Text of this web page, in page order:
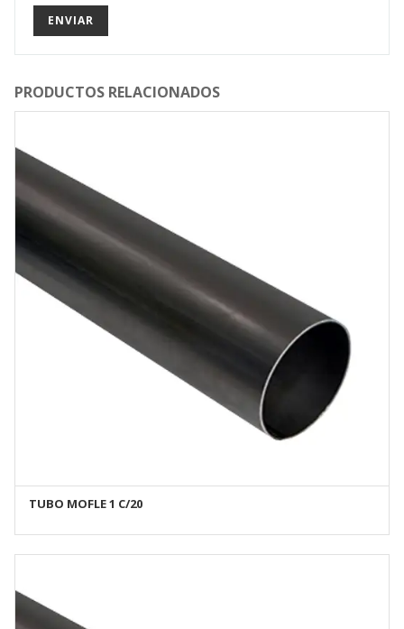
PRODUCTOS RELACIONADOS
TUBO MOFLE 1 C/20